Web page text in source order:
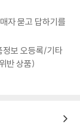
자 묻고 답하기를
보 오등록/기타
반 상품)